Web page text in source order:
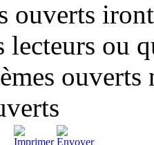
ouverts
lecteurs ou
ouverts